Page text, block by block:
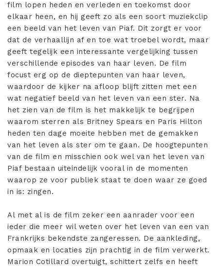
film lopen heden en verleden en toekomst door
elkaar heen, en hij geeft zo als een soort muziekclip
een beeld van het leven van Piaf. Dit zorgt er voor
dat de verhaallijn af en toe wat troebel wordt, maar
geeft tegelijk een interessante vergelijking tussen
verschillende episodes van haar leven. De film
focust erg op de dieptepunten van haar leven,
waardoor de kijker na afloop blijft zitten met een
wat negatief beeld van het leven van een ster. Na
het zien van de film is het makkelijk te begrijpen
waarom sterren als Britney Spears en Paris Hilton
heden ten dage moeite hebben met de gemakken
van het leven als ster om te gaan. De hoogtepunten
van de film en misschien ook wel van het leven van
Piaf bestaan uiteindelijk vooral in de momenten
waarop ze voor publiek staat te doen waar ze goed
in is: zingen.
Al met al is de film zeker een aanrader voor een
ieder die meer wil weten over het leven van een van
Frankrijks bekendste zangeressen. De aankleding,
opmaak en locaties zijn prachtig in de film verwerkt.
Marion Cotillard overtuigt, schittert zelfs en heeft